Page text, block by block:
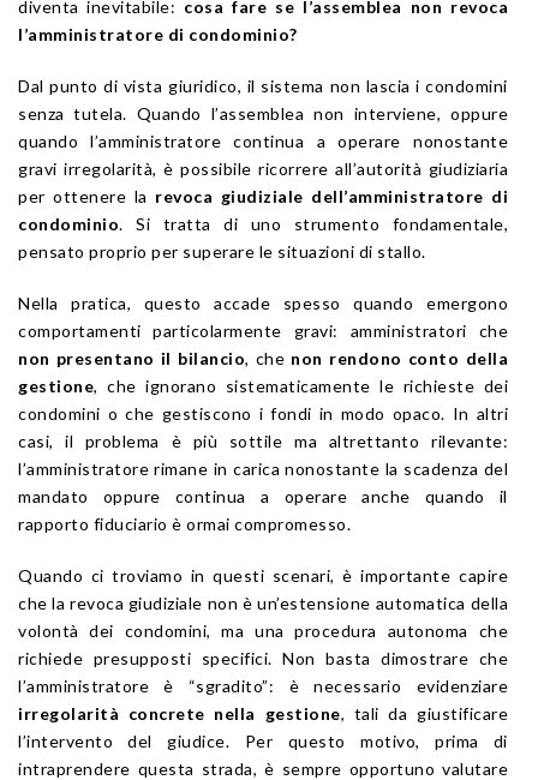
diventa inevitabile: cosa fare se l’assemblea non revoca
l’amministratore di condominio?
Dal punto di vista giuridico, il sistema non lascia i condomini
senza tutela. Quando l’assemblea non interviene, oppure
quando l’amministratore continua a operare nonostante
gravi irregolarità, è possibile ricorrere all’autorità giudiziaria
per ottenere la revoca giudiziale dell’amministratore di
condominio. Si tratta di uno strumento fondamentale,
pensato proprio per superare le situazioni di stallo.
Nella pratica, questo accade spesso quando emergono
comportamenti particolarmente gravi: amministratori che
non presentano il bilancio, che non rendono conto della
gestione, che ignorano sistematicamente le richieste dei
condomini o che gestiscono i fondi in modo opaco. In altri
casi, il problema è più sottile ma altrettanto rilevante:
l’amministratore rimane in carica nonostante la scadenza del
mandato oppure continua a operare anche quando il
rapporto fiduciario è ormai compromesso.
Quando ci troviamo in questi scenari, è importante capire
che la revoca giudiziale non è un’estensione automatica della
volontà dei condomini, ma una procedura autonoma che
richiede presupposti specifici. Non basta dimostrare che
l’amministratore è “sgradito”: è necessario evidenziare
irregolarità concrete nella gestione, tali da giustificare
l’intervento del giudice. Per questo motivo, prima di
intraprendere questa strada, è sempre opportuno valutare